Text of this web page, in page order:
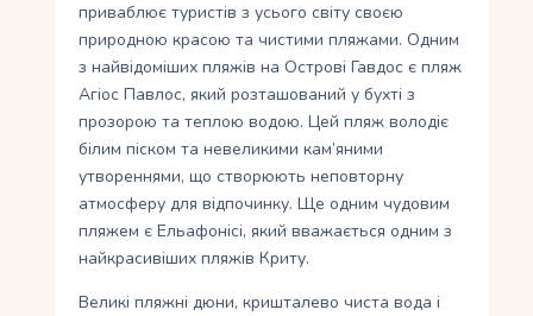
приваблює туристів з усього світу своєю
природною красою та чистими пляжами. Одним
з найвідоміших пляжів на Острові Гавдос є пляж
Агіос Павлос, який розташований у бухті з
прозорою та теплою водою. Цей пляж володіє
білим піском та невеликими кам’яними
утвореннями, що створюють неповторну
атмосферу для відпочинку. Ще одним чудовим
пляжем є Ельафонісі, який вважається одним з
найкрасивіших пляжів Криту.
Великі пляжні дюни, кришталево чиста вода і